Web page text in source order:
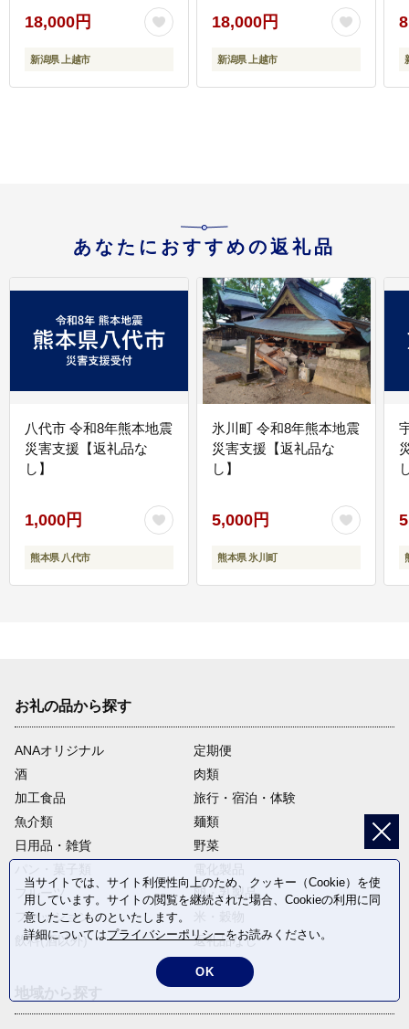
フト 贈り物 上越 苺の花
ことば
18,000円
新潟県 上越市
ギフト 贈り物 上越 苺の
花ことば
18,000円
新潟県 上越市
あなたにおすすめの返礼品
八代市 令和8年熊本地震
災害支援【返礼品な
し】
1,000円
熊本県 八代市
氷川町 令和8年熊本地震
災害支援【返礼品な
し】
5,000円
熊本県 氷川町
お礼の品から探す
ANAオリジナル
定期便
酒
肉類
加工食品
旅行・宿泊・体験
魚介類
麺類
日用品・雑貨
野菜
フルーツ
卵・乳製品
ファッション
飲料(酒以外)
返礼品なし
当サイトでは、サイト利便性向上のため、クッキー（Cookie）を使
用しています。サイトの閲覧を継続された場合、Cookieの利用に同
意したことものといたします。
詳細についてはプライバシーポリシーをお読みください。
OK